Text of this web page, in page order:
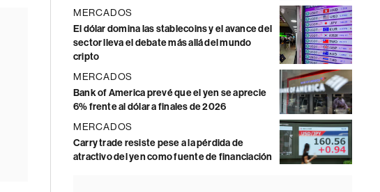
MERCADOS
El dólar domina las stablecoins y el avance del
sector lleva el debate más allá del mundo
cripto
MERCADOS
Bank of America prevé que el yen se aprecie
6% frente al dólar a finales de 2026
MERCADOS
Carry trade resiste pese a la pérdida de
atractivo del yen como fuente de financiación